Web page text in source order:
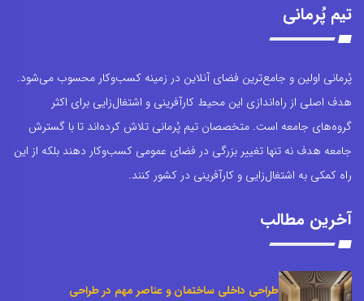
تیم پُرمانی
پُرمانی اولین و جامع‌ترین فضای آنلاین در زمینه کسب‌وکار محسوب می‌شود.
هدف اصلی از راه‌اندازی این محیط کارآفرینی و اشتغال‌زایی برای اکثر
گروه‌های جامعه است. متخصصان تیم پُرمانی تلاش کرده‌اند تا با گسترش
جامعه هدف نه تنها تغییر بزرگی در فضای عمومی کسب‌وکار دهند بلکه از این
راه کمکی به اشتغال‌زایی و کارآفرینی در کشور کنند.
آخرین مطالب
طراحی داخلی ساختمان و عناصر مهم در طراحی